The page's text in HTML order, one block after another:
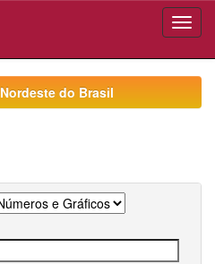
do Brasil